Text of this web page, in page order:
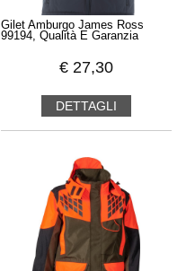
Gilet Amburgo James Ross
99194, Qualità E Garanzia
€ 27,30
DETTAGLI